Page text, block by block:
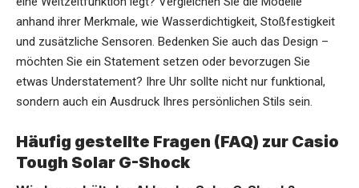
anhand ihrer Merkmale, wie Wasserdichtigkeit, Stoßfestigkeit
und zusätzliche Sensoren. Bedenken Sie auch das Design –
möchten Sie ein Statement setzen oder bevorzugen Sie
etwas Understatement? Ihre Uhr sollte nicht nur funktional,
sondern auch ein Ausdruck Ihres persönlichen Stils sein.
Häufig gestellte Fragen (FAQ) zur Casio
Tough Solar G-Shock